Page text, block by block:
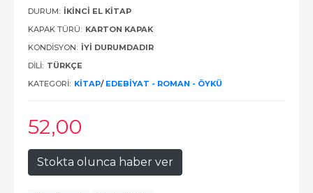
DURUM: İKINCI EL KITAP
KAPAK TÜRÜ: KARTON KAPAK
KONDISYON: İYI DURUMDADIR
DILI: TÜRKÇE
KATEGORI: KITAP/ EDEBIYAT - ROMAN - ÖYKÜ
52,00
Stokta olunca haber ver